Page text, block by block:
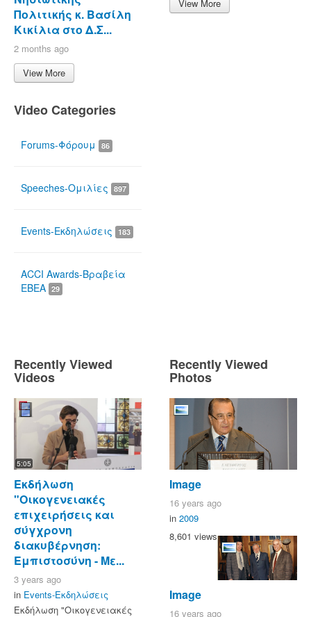
Πολιτικής κ. Βασίλη
Κικίλια στο Δ.Σ...
2 months ago
View More
Video Categories
Forums-Φόρουμ 86
Speeches-Ομιλίες 897
Events-Εκδηλώσεις 183
ACCI Awards-Βραβεία
ΕΒΕΑ 29
View More
Recently Viewed
Videos
5:05
Εκδήλωση
"Οικογενειακές
επιχειρήσεις και
σύγχρονη
διακυβέρνηση:
Εμπιστοσύνη - Με...
3 years ago
in Events-Εκδηλώσεις
Εκδήλωση "Οικογενειακές
Recently Viewed
Photos
Image
16 years ago
in 2009
8,601 views
Image
16 years ago